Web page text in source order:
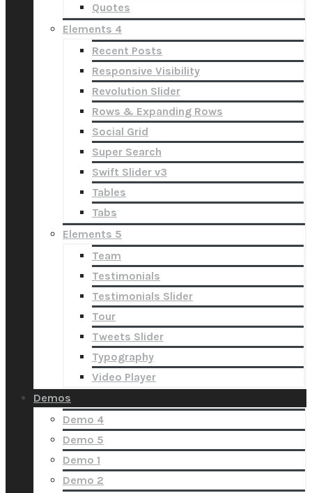
Quotes
Elements 4
Recent Posts
Responsive Visibility
Revolution Slider
Rows & Expanding Rows
Social Grid
Super Search
Swift Slider v3
Tables
Tabs
Elements 5
Team
Testimonials
Testimonials Slider
Tour
Tweets Slider
Typography
Video Player
Demos
Demo 4
Demo 5
Demo 1
Demo 2